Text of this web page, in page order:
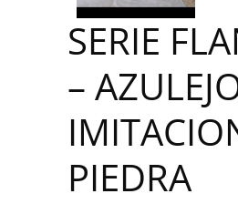
SERIE
–
PIEDRA